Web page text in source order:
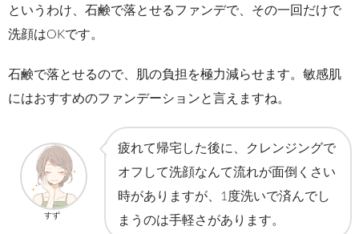
というわけ、石鹸で落とせるファンデで、その一回だけで
洗顔はOKです。
石鹸で落とせるので、肌の負担を極力減らせます。敏感肌
にはおすすめのファンデーションと言えますね。
疲れて帰宅した後に、クレンジングで
オフして洗顔なんて流れが面倒くさい
時がありますが、1度洗いで済んでし
まうのは手軽さがあります。
すず